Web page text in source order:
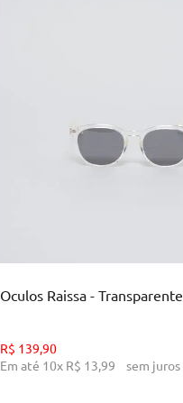
Oculos Raissa - Transparente
R$ 139,90
Em até 10x R$ 13,99 sem juros